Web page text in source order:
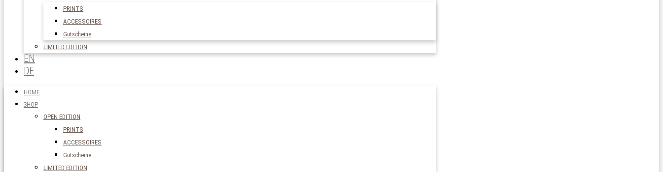
PRINTS
ACCESSOIRES
Gutscheine
LIMITED EDITION
EN
DE
HOME
SHOP
OPEN EDITION
PRINTS
ACCESSOIRES
Gutscheine
LIMITED EDITION